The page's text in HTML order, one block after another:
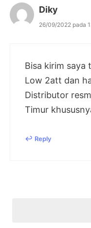
Diky
26/09/2022 pada
Bisa kirim saya
Low 2att dan
Distributor
Timur
Reply